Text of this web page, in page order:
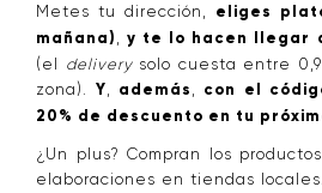
Metes tu dirección, eliges
mañana)
y te lo hacen llegar
(el deliverysolo cuesta entre
zona). Y además
con el
20% de descuento en tu
¿Un plus? Compran los
elaboraciones en tiendas